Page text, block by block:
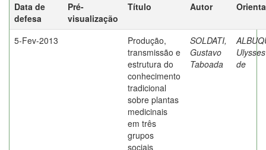
Data de
defesa
Pré-
visualização
Título Autor
5-Fev-2013
Produção,
transmissão e
estrutura do
conhecimento
tradicional
sobre plantas
medicinais
em três
grupos
sociais
SOLDATI,
Gustavo
Taboada
de